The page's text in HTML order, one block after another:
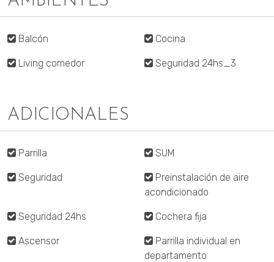
Balcón Cocina
Living comedor Seguridad 24hs_3
ADICIONALES
Parrilla SUM
Seguridad
Preinstalación de aire
acondicionado
Seguridad 24hs Cochera fija
Ascensor
Parrilla individual en
departamento